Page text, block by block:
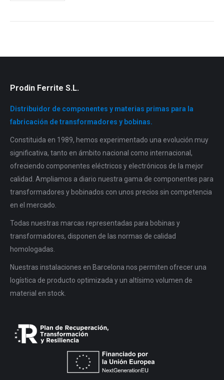
Prodin Ferrite S.L.
Distribuidor de componentes y materias primas para la
fabricación de transformadores y bobinas.
Constituida en 1989, hemos experimentado una evolución muy
significativa, tanto en ámbito nacional como internacional,
ofreciendo componentes eléctricos y electrónicos de la mejor
calidad. Ampliamos a diario nuestra gama de componentes para
transformadores y bobinados con unos precios sin competencia
en el mercado.
Todas nuestras marcas representadas para bobinas y
transformadores, disponen de las normas de calidad
homologadas.
Nuestras instalaciones en Barcelona nos permiten ofrecer una
logística de producto optimizada y un altísimo volumen de
material en stock.